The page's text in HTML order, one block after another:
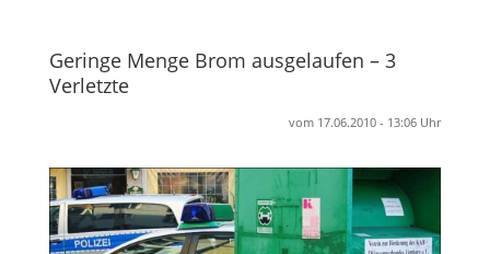
Geringe Menge Brom ausgelaufen – 3
Verletzte
vom 17.06.2010 - 13:06 Uhr